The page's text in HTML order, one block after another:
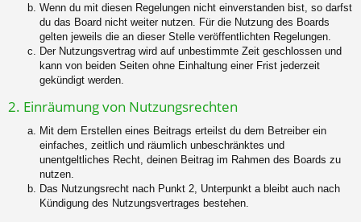
Wenn du mit diesen Regelungen nicht einverstanden bist, so darfst
du das Board nicht weiter nutzen. Für die Nutzung des Boards
gelten jeweils die an dieser Stelle veröffentlichten Regelungen.
Der Nutzungsvertrag wird auf unbestimmte Zeit geschlossen und
kann von beiden Seiten ohne Einhaltung einer Frist jederzeit
gekündigt werden.
2. Einräumung von Nutzungsrechten
Mit dem Erstellen eines Beitrags erteilst du dem Betreiber ein
einfaches, zeitlich und räumlich unbeschränktes und
unentgeltliches Recht, deinen Beitrag im Rahmen des Boards zu
nutzen.
Das Nutzungsrecht nach Punkt 2, Unterpunkt a bleibt auch nach
Kündigung des Nutzungsvertrages bestehen.